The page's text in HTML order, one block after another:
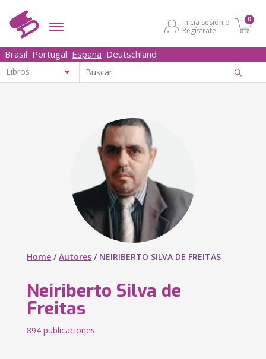
Inicia sesión o
Regístrate
0
Brasil Portugal España Deutschland
Home /Autores / NEIRIBERTO SILVA DE FREITAS
Neiriberto Silva de
Freitas
894 publicaciones